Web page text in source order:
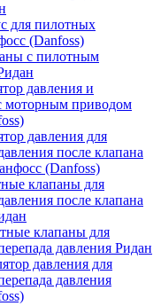
для пилотных
(Danfoss)
с пилотным
давления и
моторным приводом
давления для
после клапана
(Danfoss)
клапаны для
после клапана
клапаны для
давления Ридан
давления для
давления